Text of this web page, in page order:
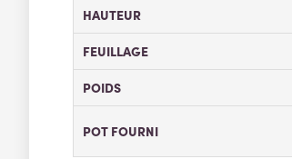
HAUTEUR
FEUILLAGE
POIDS
POT FOURNI